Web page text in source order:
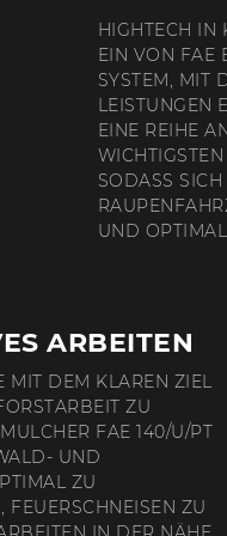
HIGHTECH IN
EIN VON FAE
SYSTEM, MIT
LEISTUNGEN
EINE REIHE
SODASS
UND
ARBEITEN
MIT DEM KLAREN ZIEL
ZU
FAE 140/U/PT
UND
ZU
FEUERSCHNEISEN ZU